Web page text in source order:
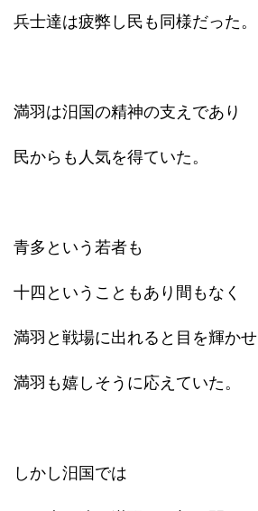
兵士達は疲弊し民も同様だった。
満羽は汨国の精神の支えであり
民からも人気を得ていた。
青多という若者も
十四ということもあり間もなく
満羽と戦場に出れると目を輝かせ
満羽も嬉しそうに応えていた。
しかし汨国では